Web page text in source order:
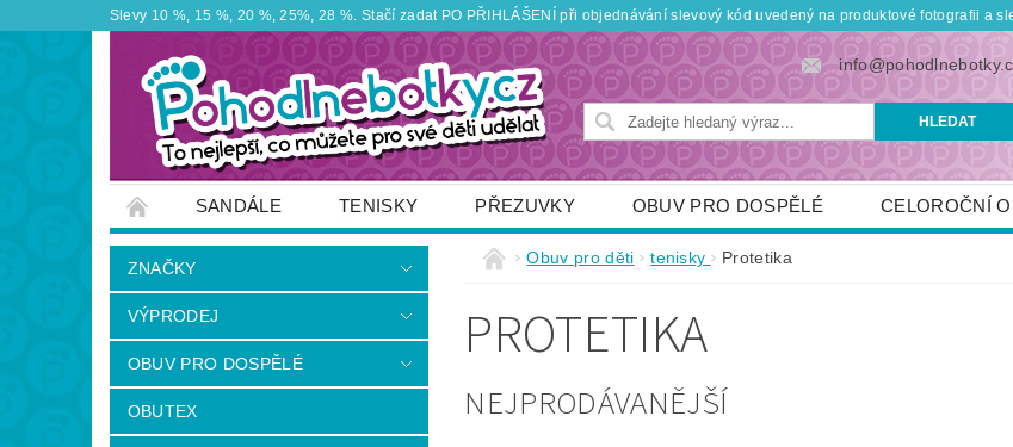
Slevy 10 %, 15 %, 20 %, 25%, 28 %. Stačí zadat PO PŘIHLÁŠENÍ při objednávání slevový kód uvedený na produktové fotografii a
SANDÁLE TENISKY PŘEZUVKY OBUV PRO DOSPĚLÉ CELOROČNÍ
ZNAČKY VÝPRODEJ OBUTEX OBUV PRO DĚTI DOPLŇKY
OTEVÍRACÍ DOBA PRODEJNY
NAPIŠTE NÁM
ZNAČKY
VÝPRODEJ
OBUV PRO DOSPĚLÉ
OBUTEX
Obuv pro děti tenisky Protetika
PROTETIKA
NEJPRODÁVANĚJŠÍ